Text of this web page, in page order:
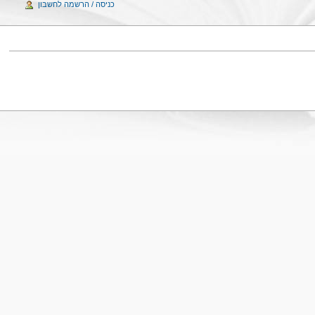
כניסה / הרשמה לחשבון